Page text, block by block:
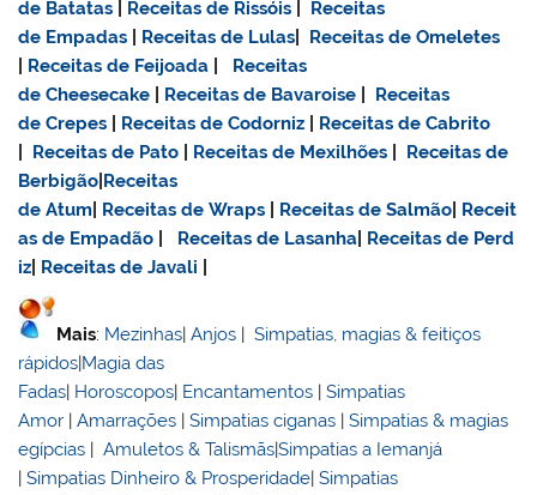
de Batatas
Receitas de Rissóis
Receitas
de Empadas
Receitas de Lulas
Receitas de Omeletes
Receitas de Feijoada
Receitas
de Cheesecake
Receitas de Bavaroise
Receitas
de Crepes
Receitas de Codorniz
Receitas de Cabrito
Receitas de Pato Receitas de Mexilhões
Receitas de
Berbigão Receitas
de Atum Receitas de Wraps Receitas de Salmão Receit
as de Empadão
Receitas de Lasanha Receitas de Perd
iz Receitas de Javali
Mais: Mezinhas|Anjos |Simpatias, magias & feitiços
rápidos|Magia das
Fadas| Horoscopos| Encantamentos |Simpatias
Amor |Amarrações |Simpatias ciganas |Simpatias & magias
egípcias |Amuletos & Talismãs|Simpatias a Iemanjá
|Simpatias Dinheiro & Prosperidade|Simpatias